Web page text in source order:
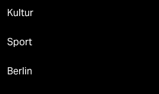
Kultur
Sport
Berlin